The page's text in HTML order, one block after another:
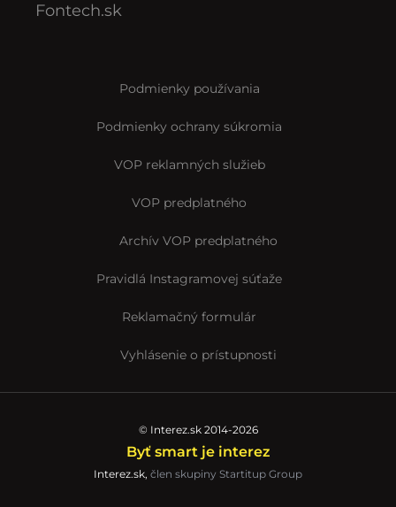
Fontech.sk
Podmienky používania
Podmienky ochrany súkromia
VOP reklamných služieb
VOP predplatného
Archív VOP predplatného
Pravidlá Instagramovej súťaže
Reklamačný formulár
Vyhlásenie o prístupnosti
© Interez.sk 2014-2026
Byť smart je interez
Interez.sk, člen skupiny Startitup Group